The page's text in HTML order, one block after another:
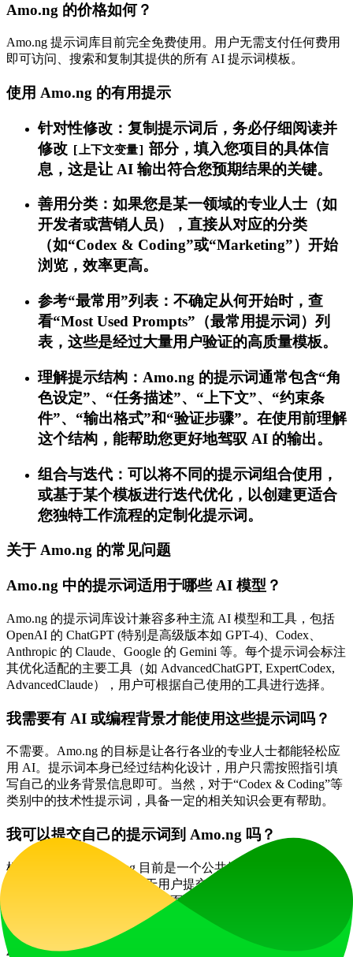
Amo.ng 的价格如何？
Amo.ng 提示词库目前完全免费使用。用户无需支付任何费用
即可访问、搜索和复制其提供的所有 AI 提示词模板。
使用 Amo.ng 的有用提示
针对性修改：复制提示词后，务必仔细阅读并
修改 [上下文变量] 部分，填入您项目的具体信
息，这是让 AI 输出符合您预期结果的关键。
善用分类：如果您是某一领域的专业人士（如
开发者或营销人员），直接从对应的分类
（如“Codex & Coding”或“Marketing”）开始
浏览，效率更高。
参考“最常用”列表：不确定从何开始时，查
看“Most Used Prompts”（最常用提示词）列
表，这些是经过大量用户验证的高质量模板。
理解提示结构：Amo.ng 的提示词通常包含“角
色设定”、“任务描述”、“上下文”、“约束条
件”、“输出格式”和“验证步骤”。在使用前理解
这个结构，能帮助您更好地驾驭 AI 的输出。
组合与迭代：可以将不同的提示词组合使用，
或基于某个模板进行迭代优化，以创建更适合
您独特工作流程的定制化提示词。
关于 Amo.ng 的常见问题
Amo.ng 中的提示词适用于哪些 AI 模型？
Amo.ng 的提示词库设计兼容多种主流 AI 模型和工具，包括
OpenAI 的 ChatGPT (特别是高级版本如 GPT-4)、Codex、
Anthropic 的 Claude、Google 的 Gemini 等。每个提示词会标注
其优化适配的主要工具（如 AdvancedChatGPT, ExpertCodex,
AdvancedClaude），用户可根据自己使用的工具进行选择。
我需要有 AI 或编程背景才能使用这些提示词吗？
不需要。Amo.ng 的目标是让各行各业的专业人士都能轻松应
用 AI。提示词本身已经过结构化设计，用户只需按照指引填
写自己的业务背景信息即可。当然，对于“Codex & Coding”等
类别中的技术性提示词，具备一定的相关知识会更有帮助。
我可以提交自己的提示词到 Amo.ng 吗？
根据网站信息，Amo.ng 目前是一个公共提示词库，其内容可
能由团队或社区维护。关于用户提交提示词的具体渠道和规
则，建议直接查看网站的相关页面或联系其运营方获取最新信
Amo.ng 的提示词会被频繁更新吗？